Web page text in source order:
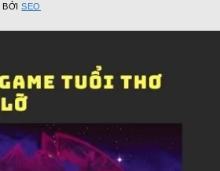
BỞISEO